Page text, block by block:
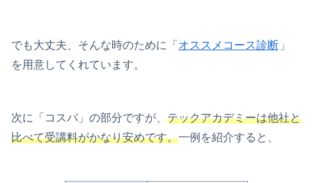
でも大丈夫、そんな時のために「 オススメコース診断 」
を用意してくれています。
次に「コスパ」の部分ですが、 テックアカデミーは他社と
比べて受講料がかなり安めです。一例を紹介すると、